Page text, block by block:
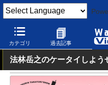
カテゴリ 過去記事
Watch Video モバイル その
法林岳之のケータイしよう